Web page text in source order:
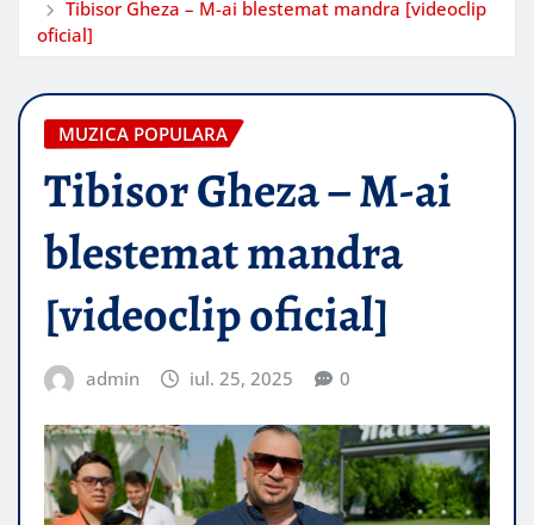
Tibisor Gheza – M-ai blestemat mandra [videoclip
oficial]
MUZICA POPULARA
Tibisor Gheza – M-ai
blestemat mandra
[videoclip oficial]
admin iul. 25, 2025 0